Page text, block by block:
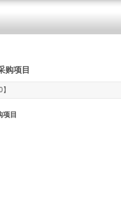
购项目
目